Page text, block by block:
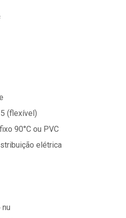
(flexível)
90°C ou PVC
elétrica